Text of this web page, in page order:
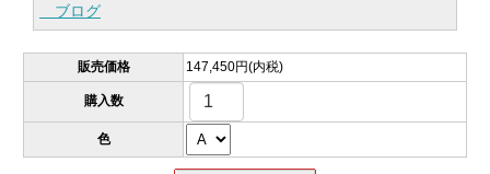
ブログ
販売価格 147,450円(内税)
購入数
色